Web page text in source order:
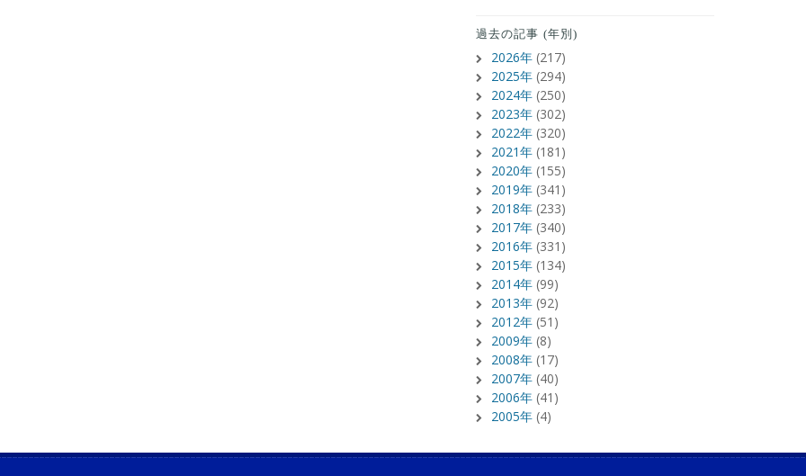
過去の記事 (年別)
2026年 (217)
2025年 (294)
2024年 (250)
2023年 (302)
2022年 (320)
2021年 (181)
2020年 (155)
2019年 (341)
2018年 (233)
2017年 (340)
2016年 (331)
2015年 (134)
2014年 (99)
2013年 (92)
2012年 (51)
2009年 (8)
2008年 (17)
2007年 (40)
2006年 (41)
2005年 (4)